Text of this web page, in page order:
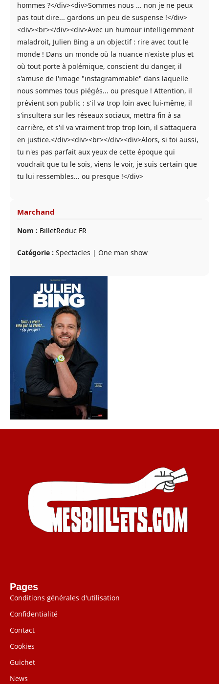
hommes ?</div><div>Sommes nous ... non je ne peux
pas tout dire... gardons un peu de suspense !</div>
<div><br></div><div>Avec un humour intelligemment
maladroit, Julien Bing a un objectif : rire avec tout le
monde ! Dans un monde où la nuance n'existe plus et
où tout porte à polémique, conscient du danger, il
s'amuse de l'image "instagrammable" dans laquelle
nous sommes tous piégés... ou presque ! Attention, il
prévient son public : s'il va trop loin avec lui-même, il
s'insultera sur les réseaux sociaux, mettra fin à sa
carrière, et s'il va vraiment trop trop loin, il s'attaquera
en justice.</div><div><br></div><div>Alors, si toi aussi,
tu n'es pas parfait aux yeux de cette époque qui
voudrait que tu le sois, viens le voir, je suis certain que
tu lui ressembles... ou presque !</div>
Marchand
Nom : BilletReduc FR
Catégorie : Spectacles | One man show
Pages
Conditions générales d'utilisation
Confidentialité
Contact
Cookies
Guichet
News